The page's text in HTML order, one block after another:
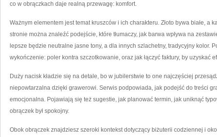
co w obrączkach daje realną przewagę: komfort.
Ważnym elementem jest temat kruszców i ich charakteru. Złoto bywa białe, a
stronie można znaleźć podejście, które tłumaczy, jak barwa wpływa na
lepsze będzie neutralne jasne tony, a dla innych szlachetny, tradycyjny kolor.
wykończenie: poler kontra szczotkowanie, oraz jak łączyć faktury, by uzyskać
Duży nacisk kładzie się na detale, bo w jubilerstwie to one najczęściej
niepowtarzalna dzięki grawerowi. Serwis podpowiada, jak podejść do treści
emocjonalna. Pojawiają się też sugestie, jak planować termin, jak uniknąć
obrączek był spokojny.
Obok obrączek znajdziesz szeroki kontekst dotyczący biżuterii codziennej i